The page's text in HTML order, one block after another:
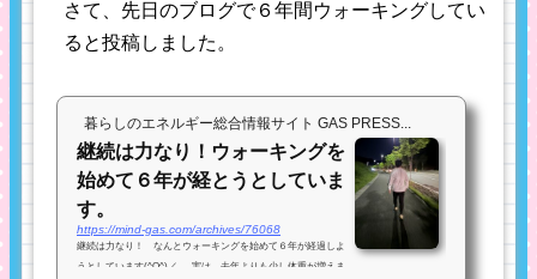
さて、先日のブログで６年間ウォーキングしてい
ると投稿しました。
暮らしのエネルギー総合情報サイト GAS PRESS...
継続は力なり！ウォーキングを
始めて６年が経とうとしていま
す。
https://mind-gas.com/archives/76068
継続は力なり！ なんとウォーキングを始めて６年が経過しよ
うとしています(^O^)／ 実は、去年よりも少し体重が増えま